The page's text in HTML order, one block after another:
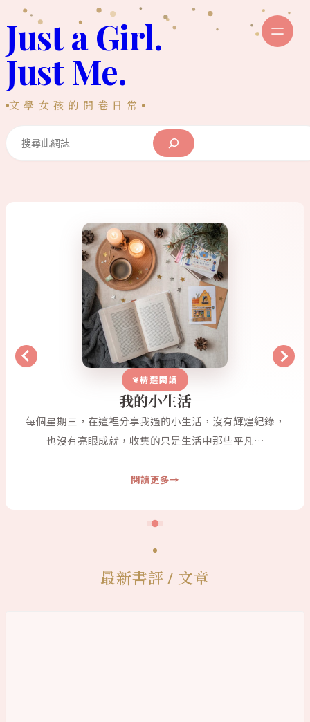
至
主
內
容
Just a Girl.
Just Me.
文學女孩的開卷日常
精選閱讀
我的小生活
每個星期三，在這裡分享我過的小生活，沒有輝煌紀錄，
也沒有亮眼成就，收集的只是生活中那些平凡…
閱讀更多
最新書評 / 文章